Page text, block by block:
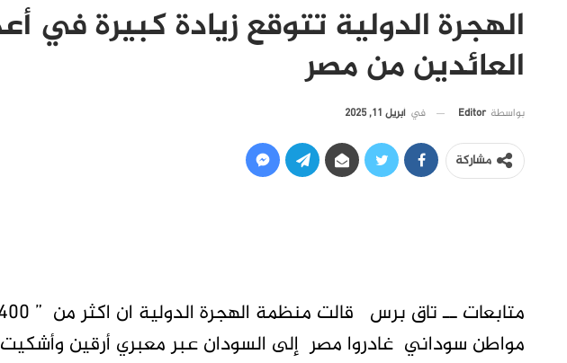
الهجرة الدولية تتوقع زيادة كبيرة في
العائدين من مصر
بواسطة Editor في أبريل 11, 2025
مشاركة
مواطن سوداني غادروا مصر إلى السودان عبر معبري أرقين